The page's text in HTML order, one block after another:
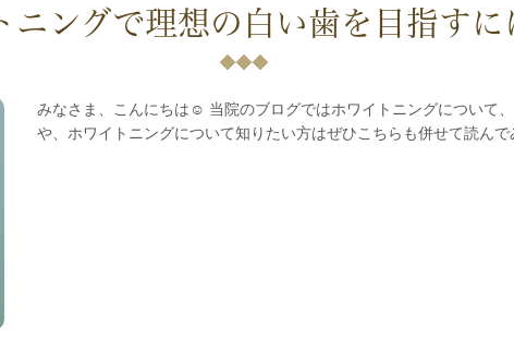
ニングで理想の白い歯を目指すに
みなさま、こんにちは☺ 当院のブログではホワイトニングについて
や、ホワイトニングについて知りたい方はぜひこちらも併せて読ん